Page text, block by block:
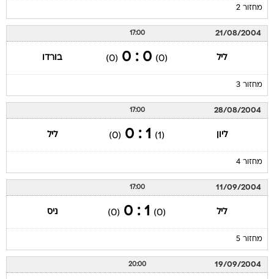
מחזור 2
21/08/2004
17:00
ליל (0)
0 : 0
(0) בורדו
מחזור 3
28/08/2004
17:00
ליון (1)
1 : 0
(0) ליל
מחזור 4
11/09/2004
17:00
ליל (0)
1 : 0
(0) ניס
מחזור 5
19/09/2004
20:00